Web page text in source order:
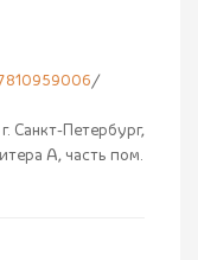
/
Санкт-Петербург,
А, часть пом.